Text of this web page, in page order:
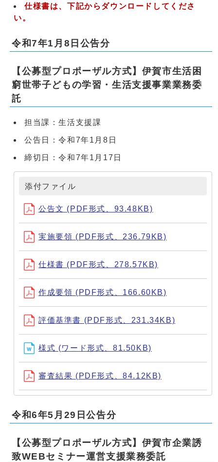
仕様書は、下記からダウンロードしてくださ
い。
令和7年1月8日公告分
【公募型プロポーザル方式】伊賀市生活困
窮世帯子どもの学習・生活支援事業業務委
託
担当課：生活支援課
公告日：令和7年1月8日
締切日：令和7年1月17日
添付ファイル
公告文 (PDF形式、93.48KB)
実施要領 (PDF形式、236.79KB)
仕様書 (PDF形式、278.57KB)
作成要領 (PDF形式、166.60KB)
評価基準書 (PDF形式、231.34KB)
様式 (ワード形式、81.50KB)
審査結果 (PDF形式、84.12KB)
令和6年5月29日公告分
【公募型プロポーザル方式】伊賀市企業誘
致WEBセミナー運営支援業務委託